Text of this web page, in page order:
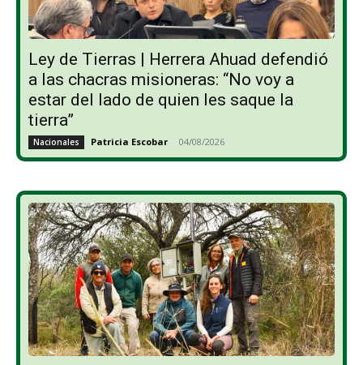
Ley de Tierras | Herrera Ahuad defendió
a las chacras misioneras: “No voy a
estar del lado de quien les saque la
tierra”
Nacionales Patricia Escobar - 04/08/2026